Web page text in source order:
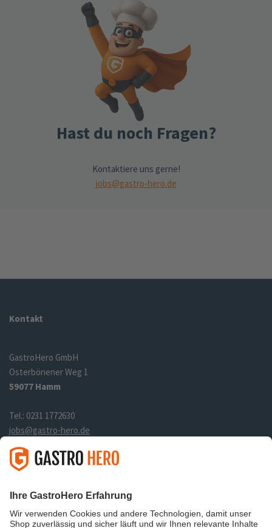
Hast du noch Fragen?
Kontaktiere uns gerne!
jobs@gastro-hero.de
Kontakt
GastroHero GmbH
Osterbönener Weg 1
59077 Hamm
Tel.: 0231 1772630
jobs@gastro-hero.de
Über uns